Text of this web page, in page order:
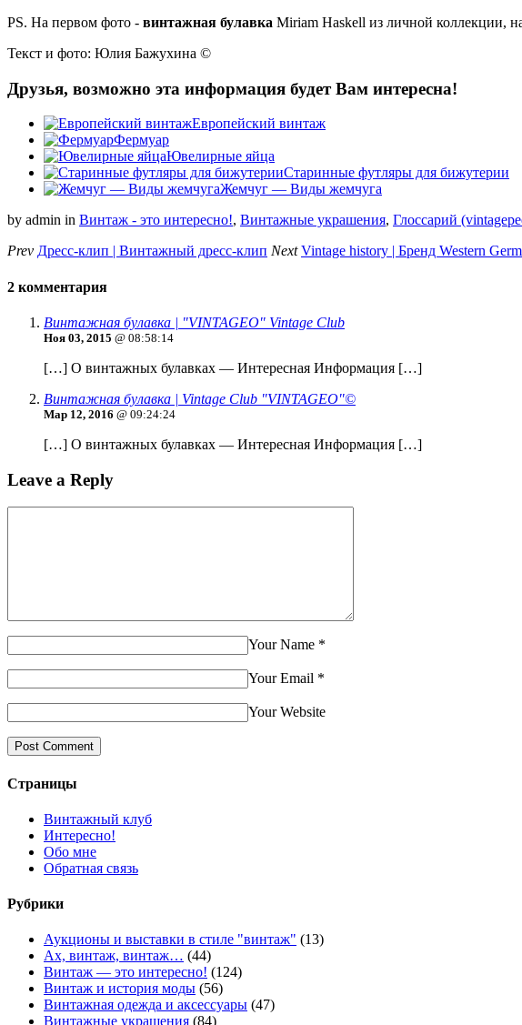
PS. На первом фото - винтажная булавка Miriam Haskell из личной коллекции,
Текст и фото: Юлия Бажухина ©
Друзья, возможно эта информация будет Вам интересна!
Европейский винтаж
Фермуар
Ювелирные яйца
Старинные футляры для бижутерии
Жемчуг — Виды жемчуга
by admin in Винтаж - это интересно!, Винтажные украшения, Глоссарий
Prev Дресс-клип | Винтажный дресс-клип Next Vintage history | Бренд Western
2 комментария
Винтажная булавка | "VINTAGEO" Vintage Club
Ноя 03, 2015 @ 08:58:14
[…] О винтажных булавках — Интересная Информация […]
Винтажная булавка | Vintage Club "VINTAGEO"©
Мар 12, 2016 @ 09:24:24
[…] О винтажных булавках — Интересная Информация […]
Leave a Reply
Your Name *
Your Email *
Your Website
Страницы
Винтажный клуб
Интересно!
Обо мне
Обратная связь
Рубрики
Аукционы и выставки в стиле "винтаж" (13)
Ах, винтаж, винтаж… (44)
Винтаж — это интересно! (124)
Винтаж и история моды (56)
Винтажная одежда и аксессуары (47)
Винтажные украшения (84)